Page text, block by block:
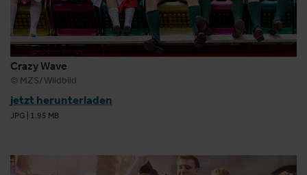
Crazy Wave
© MZS/Wildbild
jetzt herunterladen
JPG 1.95 MB